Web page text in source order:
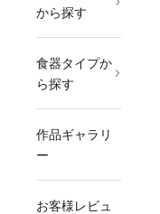
から探す
食器タイプか
ら探す
作品ギャラリ
ー
お客様レビュ